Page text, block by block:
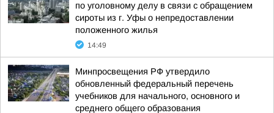
по уголовному делу в связи с обращением
сироты из г. Уфы о непредоставлении
положенного жилья
14:49
Минпросвещения РФ утвердило
обновленный федеральный перечень
учебников для начального, основного и
среднего общего образования